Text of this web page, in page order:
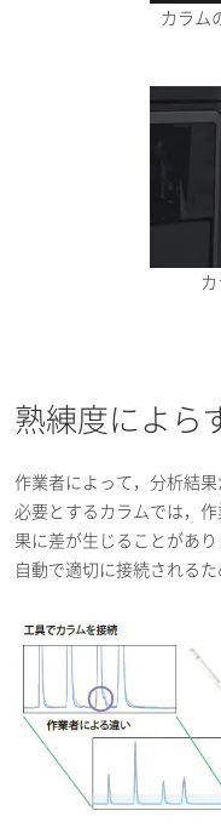
カラム
熟練度によら
作業者によって，分析結
必要とするカラムでは，
果に差が生じることがあ
自動で適切に接続される